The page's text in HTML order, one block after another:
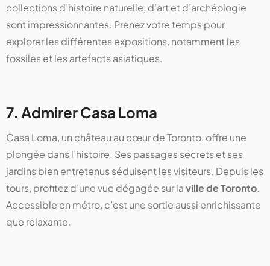
collections d’histoire naturelle, d’art et d’archéologie
sont impressionnantes. Prenez votre temps pour
explorer les différentes expositions, notamment les
fossiles et les artefacts asiatiques.
7. Admirer Casa Loma
Casa Loma, un château au cœur de Toronto, offre une
plongée dans l’histoire. Ses passages secrets et ses
jardins bien entretenus séduisent les visiteurs. Depuis les
tours, profitez d’une vue dégagée sur laville de Toronto.
Accessible en métro, c’est une sortie aussi enrichissante
que relaxante.